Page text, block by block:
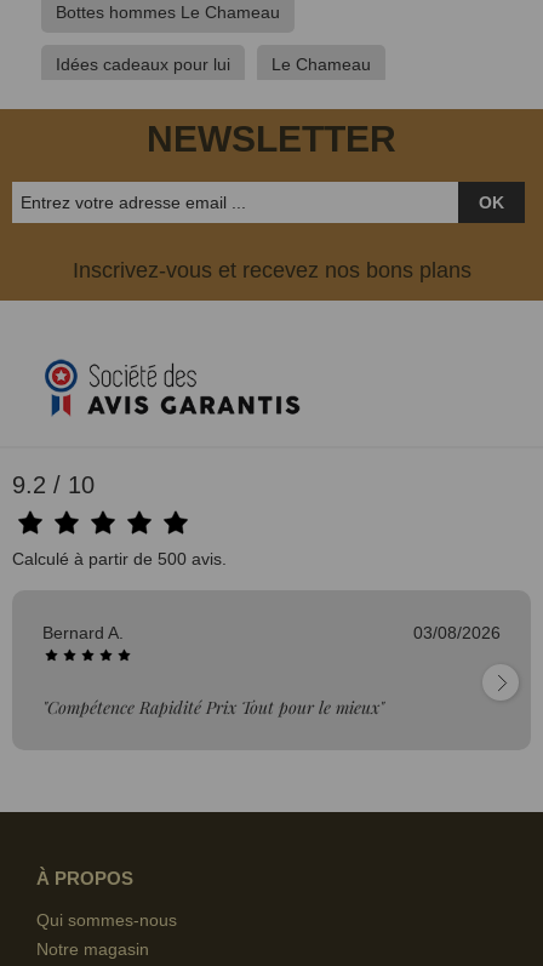
Bottes hommes Le Chameau
Idées cadeaux pour lui Le Chameau
NEWSLETTER
OK
Inscrivez-vous et recevez nos bons plans
9.2 / 10
Calculé à partir de 500 avis.
Bernard A. 03/08/2026
"Compétence Rapidité Prix Tout pour le mieux"
À PROPOS
Qui sommes-nous
Notre magasin